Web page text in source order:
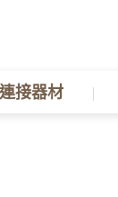
連接器材